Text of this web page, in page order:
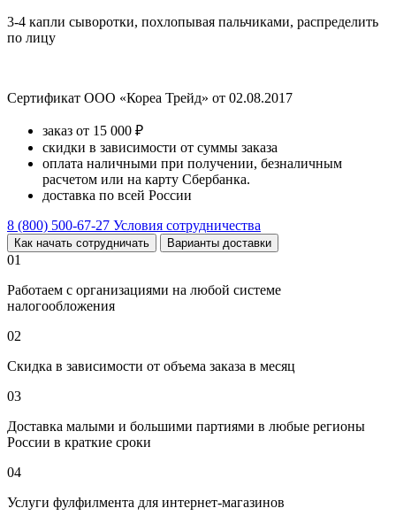
3-4 капли сыворотки, похлопывая пальчиками, распределить
по лицу
Сертификат ООО «Кореа Трейд» от 02.08.2017
заказ от 15 000 ₽
скидки в зависимости от суммы заказа
оплата наличными при получении, безналичным
расчетом или на карту Сбербанка.
доставка по всей России
8 (800) 500-67-27 Условия сотрудничества
Как начать сотрудничать Варианты доставки
01
Работаем с организациями на любой системе
налогообложения
02
Скидка в зависимости от объема заказа в месяц
03
Доставка малыми и большими партиями в любые регионы
России в краткие сроки
04
Услуги фулфилмента для интернет-магазинов